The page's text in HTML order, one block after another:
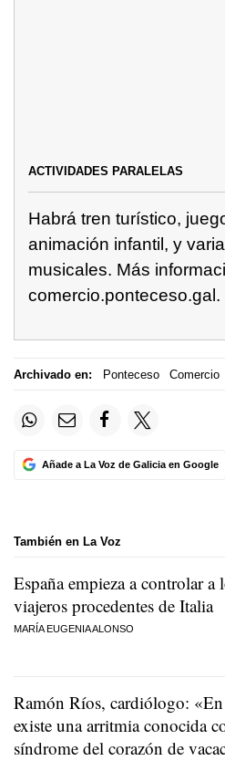
ACTIVIDADES PARALELAS
Habrá tren turístico,
animación infantil, y
musicales. Más
comercio.ponteceso.gal.
Archivado en: Ponteceso Comercio
Añade a La Voz de Galicia en Google
También en La Voz
España empieza a controlar a
viajeros procedentes de Italia
MARÍA EUGENIA ALONSO
Ramón Ríos, cardiólogo:
existe una arritmia conocida
síndrome del corazón de